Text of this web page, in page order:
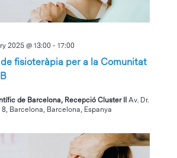
fisioteràpia per a la Comunitat
2025 @ 13:00 -17:00
de Barcelona, Recepció Cluster IIAv. Dr.
8, Barcelona, Barcelona, Espanya